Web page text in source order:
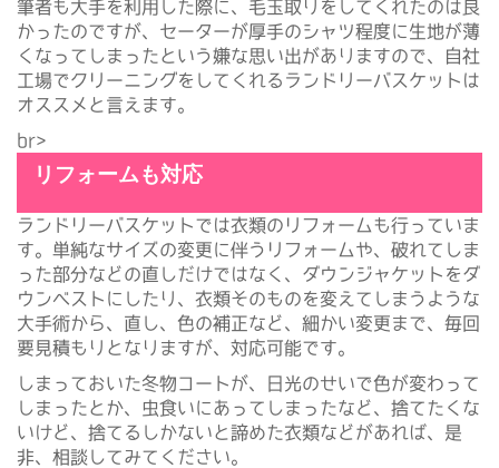
筆者も大手を利用した際に、毛玉取りをしてくれたのは良
かったのですが、セーターが厚手のシャツ程度に生地が薄
くなってしまったという嫌な思い出がありますので、自社
工場でクリーニングをしてくれるランドリーバスケットは
オススメと言えます。
br>
リフォームも対応
ランドリーバスケットでは衣類のリフォームも行っていま
す。単純なサイズの変更に伴うリフォームや、破れてしま
った部分などの直しだけではなく、ダウンジャケットをダ
ウンベストにしたり、衣類そのものを変えてしまうような
大手術から、直し、色の補正など、細かい変更まで、毎回
要見積もりとなりますが、対応可能です。
しまっておいた冬物コートが、日光のせいで色が変わって
しまったとか、虫食いにあってしまったなど、捨てたくな
いけど、捨てるしかないと諦めた衣類などがあれば、是
非、相談してみてください。